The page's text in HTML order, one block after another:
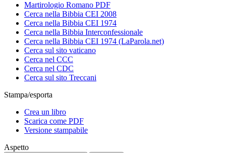
Martirologio Romano PDF
Cerca nella Bibbia CEI 2008
Cerca nella Bibbia CEI 1974
Cerca nella Bibbia Interconfessionale
Cerca nella Bibbia CEI 1974 (LaParola.net)
Cerca sul sito vaticano
Cerca nel CCC
Cerca nel CDC
Cerca sul sito Treccani
Stampa/esporta
Crea un libro
Scarica come PDF
Versione stampabile
Aspetto